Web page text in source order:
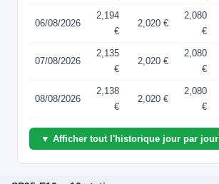
06/08/2026
2,194
€
2,020 €
2,080
€
07/08/2026
2,135
€
2,020 €
2,080
€
08/08/2026
2,138
€
2,020 €
2,080
€
▼ Afficher tout l'historique jour par jour